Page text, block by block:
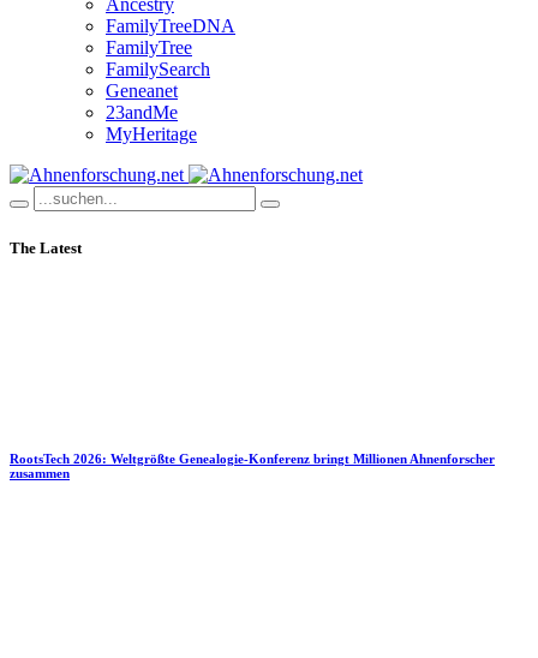
Ancestry
FamilyTreeDNA
FamilyTree
FamilySearch
Geneanet
23andMe
MyHeritage
The Latest
RootsTech 2026: Weltgrößte Genealogie-Konferenz bringt Millionen Ahnenforscher
zusammen